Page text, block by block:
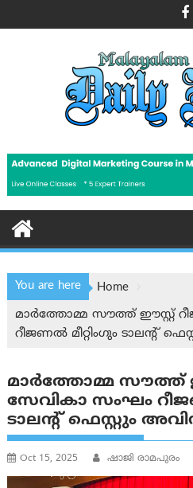
to
You are here
Home
മാർത്തോമ്മ സൗത്ത് ഈസ്റ്റ്
റീജണൽ മീറ്റിംഗും ടാലന്റ്
മാർത്തോമ്മ സൗത്ത്
സേവികാ സംഘം
ടാലന്റ് ഫെസ്റ്റും
Oct 15, 2025 ഷാജി രാമപുരം